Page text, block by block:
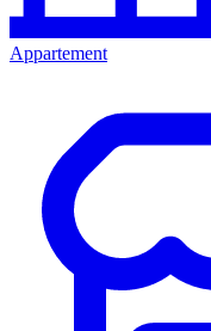
Appartement